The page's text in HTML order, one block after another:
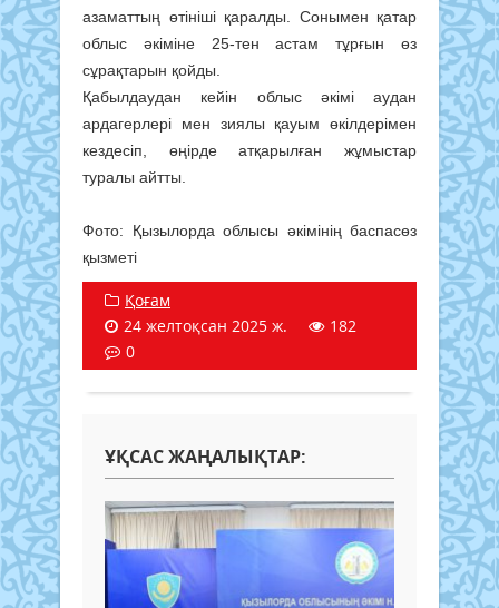
азаматтың өтініші қаралды. Сонымен қатар
облыс әкіміне 25-тен астам тұрғын өз
сұрақтарын қойды.
Қабылдаудан кейін облыс әкімі аудан
ардагерлері мен зиялы қауым өкілдерімен
кездесіп, өңірде атқарылған жұмыстар
туралы айтты.
Фото: Қызылорда облысы әкімінің баспасөз
қызметі
Қоғам
24 желтоқсан 2025 ж.
182
0
ҰҚСАС ЖАҢАЛЫҚТАР: